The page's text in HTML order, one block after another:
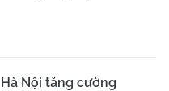
Hà Nội tăng cường